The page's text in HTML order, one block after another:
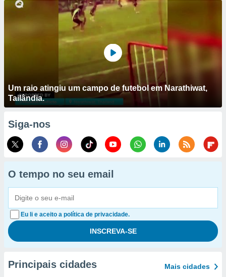
Um raio atingiu um campo de futebol em Narathiwat,
Tailândia.
Siga-nos
O tempo no seu email
Eu li e aceito a política de privacidade.
Principais cidades Mais cidades